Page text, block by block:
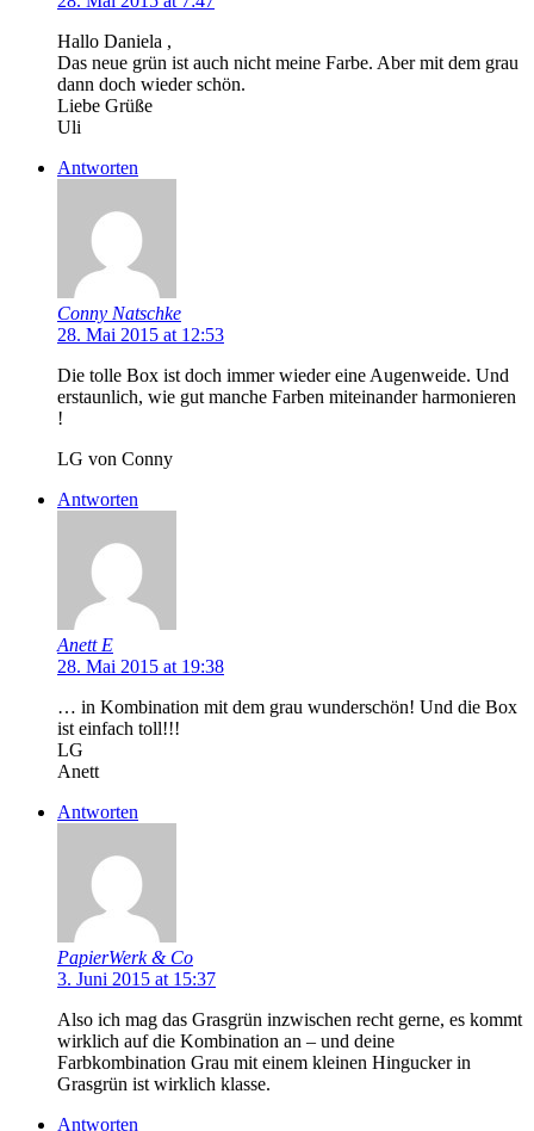
Hallo Daniela ,
Das neue grün ist auch nicht meine Farbe. Aber mit dem grau
dann doch wieder schön.
Liebe Grüße
Uli
Antworten
Conny Natschke
28. Mai 2015 at 12:53
Die tolle Box ist doch immer wieder eine Augenweide. Und
erstaunlich, wie gut manche Farben miteinander harmonieren
!
LG von Conny
Antworten
Anett E
28. Mai 2015 at 19:38
… in Kombination mit dem grau wunderschön! Und die Box
ist einfach toll!!!
LG
Anett
Antworten
PapierWerk & Co
3. Juni 2015 at 15:37
Also ich mag das Grasgrün inzwischen recht gerne, es kommt
wirklich auf die Kombination an – und deine
Farbkombination Grau mit einem kleinen Hingucker in
Grasgrün ist wirklich klasse.
Antworten